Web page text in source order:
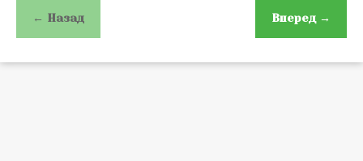
← Назад Вперед →